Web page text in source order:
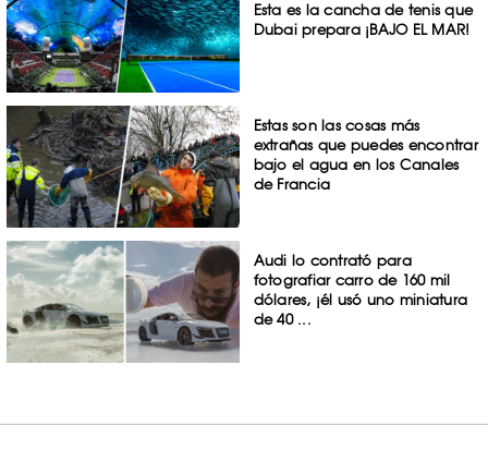
Esta es la cancha de tenis que
Dubai prepara ¡BAJO EL MAR!
Estas son las cosas más
extrañas que puedes encontrar
bajo el agua en los Canales
de Francia
Audi lo contrató para
fotografiar carro de 160 mil
dólares, ¡él usó uno miniatura
de 40 ...